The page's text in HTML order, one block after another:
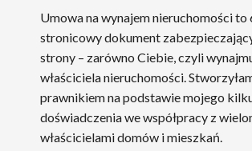
Umowa na wynajem nieruchomości to
stronicowy dokument
strony – zarówno Ciebie, czyli
właściciela nieruchomości.
prawnikiem na podstawie mojego
doświadczenia we współpracy z
właścicielami domów i mieszkań.